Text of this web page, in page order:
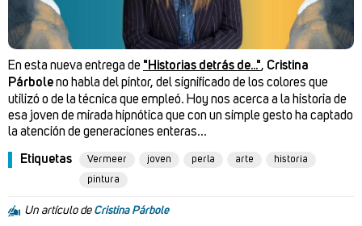
En esta nueva entrega de "Historias detrás de...", Cristina
Párboleno habla del pintor, del significado de los colores que
utilizó o de la técnica que empleó. Hoy nos acerca a la historia de
esa joven de mirada hipnótica que con un simple gesto ha captado
la atención de generaciones enteras...
Etiquetas Vermeer joven perla arte
historia
pintura
Un artículo de Cristina Párbole